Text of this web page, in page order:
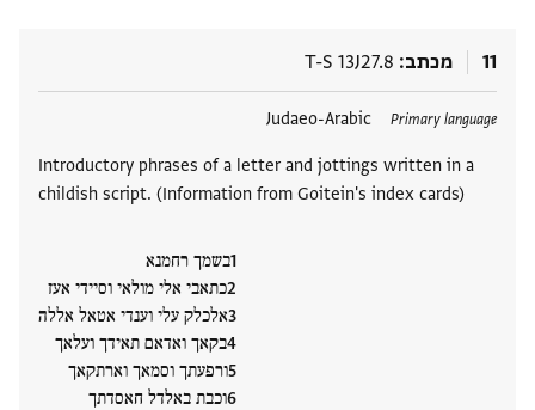
11 מכתב T-S 13J27.8
Primary language
Judaeo-Arabic
Introductory phrases of a letter and jottings written in a
childish script. (Information from Goitein's index cards)
בשמך רחמנא
כתאבי אלי מולאי וסיידי אעז
אלכלק עלי וענדי אטאל אללה
בקאך ואדאם תאידך ועלאך
ורפעתך וסמאך וארתקאך
וכבת באלדל חאסדתך
תגים